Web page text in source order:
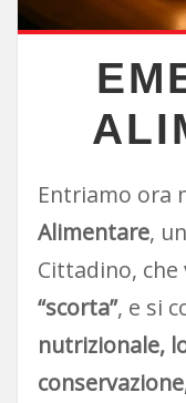
Entriamo ora
Alimentare,
Cittadino, che
“scorta”, e si
nutrizionale,